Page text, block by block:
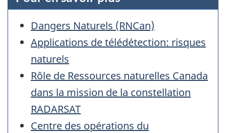
Dangers Naturels (RNCan)
Applications de télédétection: risques
naturels
Rôle de Ressources naturelles Canada
dans la mission de la constellation
RADARSAT
Centre des opérations du